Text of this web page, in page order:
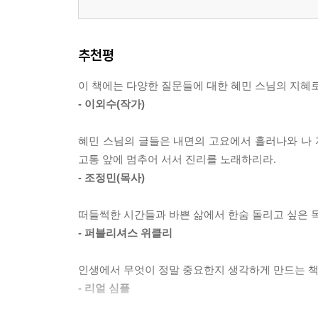
추천평
이 책에는 다양한 질문들에 대한 혜민 스님의 지
- 이외수(작가)
혜민 스님의 글들은 내면의 고요에서 흘러나와
고통 앞에 멈추어 서서 진리를 노래하리라.
- 조정민(목사)
떠들썩한 시간들과 바쁜 삶에서 한숨 돌리고 싶은
- 퍼블리셔스 위클리
인생에서 무엇이 정말 중요한지 생각하게 만드는
- 리얼 심플